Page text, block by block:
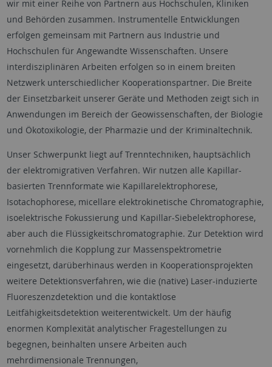
wir mit einer Reihe von Partnern aus Hochschulen, Kliniken
und Behörden zusammen. Instrumentelle Entwicklungen
erfolgen gemeinsam mit Partnern aus Industrie und
Hochschulen für Angewandte Wissenschaften. Unsere
interdisziplinären Arbeiten erfolgen so in einem breiten
Netzwerk unterschiedlicher Kooperationspartner. Die Breite
der Einsetzbarkeit unserer Geräte und Methoden zeigt sich in
Anwendungen im Bereich der Geowissenschaften, der Biologie
und Ökotoxikologie, der Pharmazie und der Kriminaltechnik.
Unser Schwerpunkt liegt auf Trenntechniken, hauptsächlich
der elektromigrativen Verfahren. Wir nutzen alle Kapillar-
basierten Trennformate wie Kapillarelektrophorese,
Isotachophorese, micellare elektrokinetische Chromatographie,
isoelektrische Fokussierung und Kapillar-Siebelektrophorese,
aber auch die Flüssigkeitschromatographie. Zur Detektion wird
vornehmlich die Kopplung zur Massenspektrometrie
eingesetzt, darüberhinaus werden in Kooperationsprojekten
weitere Detektionsverfahren, wie die (native) Laser-induzierte
Fluoreszenzdetektion und die kontaktlose
Leitfähigkeitsdetektion weiterentwickelt. Um der häufig
enormen Komplexität analytischer Fragestellungen zu
begegnen, beinhalten unsere Arbeiten auch
mehrdimensionale Trennungen,